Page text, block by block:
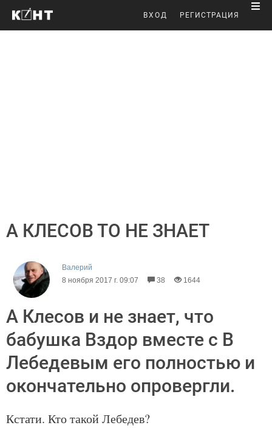
ВХОД РЕГИСТРАЦИЯ
А КЛЕСОВ ТО НЕ ЗНАЕТ
Валерий
8 ноября 2017 г. 09:07
38 1644
А Клесов и не знает, что
бабушка Вздор вместе с В
Лебедевым его полностью и
окончательно опровергли.
Кстати. Кто такой Лебедев?